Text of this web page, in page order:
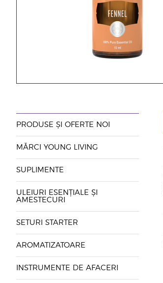
PRODUSE ȘI OFERTE NOI
MĂRCI YOUNG LIVING
SUPLIMENTE
ULEIURI ESENȚIALE ȘI
AMESTECURI
SETURI STARTER
AROMATIZATOARE
INSTRUMENTE DE AFACERI